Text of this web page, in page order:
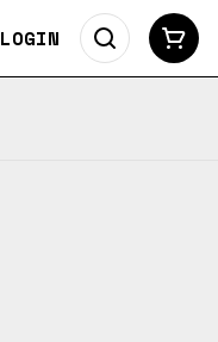
LOGIN